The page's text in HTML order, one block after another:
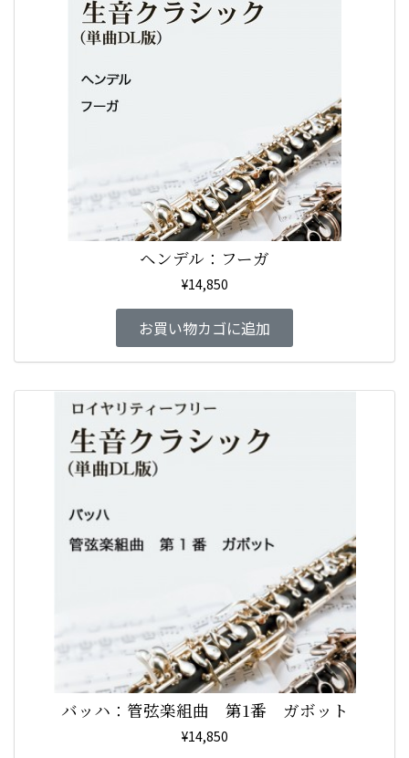
ヘンデル：フーガ
¥14,850
お買い物カゴに追加
バッハ：管弦楽組曲 第1番 ガボット
¥14,850